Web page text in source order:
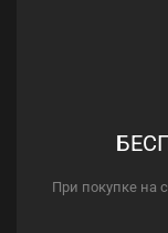
При покупке на